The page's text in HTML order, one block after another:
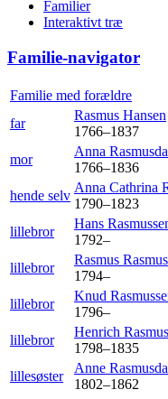
Familier
Interaktivt træ
Familie-navigator
Familie med forældre
far
Rasmus Hansen
1766–1837
mor
Anna
1766–1836
hende selv
Anna Cathrina
1790–1823
lillebror
Hans
1792–
lillebror
Rasmus
1794–
lillebror
Knud
1796–
lillebror
Henrich
1798–1835
lillesøster
Anne
1802–1862